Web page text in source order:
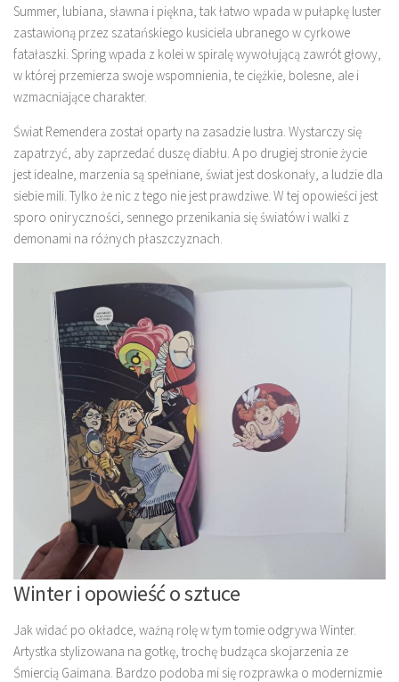
Summer, lubiana, sławna i piękna, tak łatwo wpada w pułapkę luster
zastawioną przez szatańskiego kusiciela ubranego w cyrkowe
fatałaszki. Spring wpada z kolei w spiralę wywołującą zawrót głowy,
w której przemierza swoje wspomnienia, te ciężkie, bolesne, ale i
wzmacniające charakter.
Świat Remendera został oparty na zasadzie lustra. Wystarczy się
zapatrzyć, aby zaprzedać duszę diabłu. A po drugiej stronie życie
jest idealne, marzenia są spełniane, świat jest doskonały, a ludzie dla
siebie mili. Tylko że nic z tego nie jest prawdziwe. W tej opowieści jest
sporo oniryczności, sennego przenikania się światów i walki z
demonami na różnych płaszczyznach.
Winter i opowieść o sztuce
Jak widać po okładce, ważną rolę w tym tomie odgrywa Winter.
Artystka stylizowana na gotkę, trochę budząca skojarzenia ze
Śmiercią Gaimana. Bardzo podoba mi się rozprawka o modernizmie